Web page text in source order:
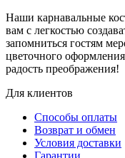
Наши карнавальные
вам с легкостью
запомниться гостям
цветочного
радость преображения!
Для клиентов
Способы оплаты
Возврат и обмен
Условия доставки
Гарантии